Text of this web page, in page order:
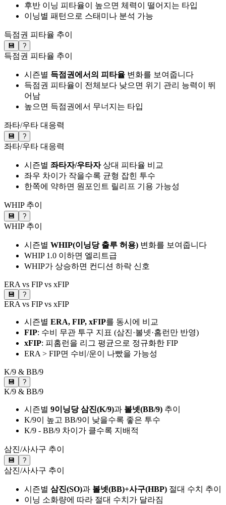
후반 이닝 피타율이 높으면 체력이 떨어지는 타입
이닝별 패턴으로 스태미나 분석 가능
득점권 피타율 추이
💾 ?
득점권 피타율 추이
시즌별 득점권에서의 피타율 변화를 보여줍니다
득점권 피타율이 전체보다 낮으면 위기 관리 능력이 뛰
어남
높으면 득점권에서 무너지는 타입
좌타/우타 대응력
💾 ?
좌타/우타 대응력
시즌별 좌타자/우타자상대 피타율 비교
좌우 차이가 작을수록 균형 잡힌 투수
한쪽에 약하면 원포인트 릴리프 기용 가능성
WHIP 추이
💾 ?
WHIP 추이
시즌별 WHIP(이닝당 출루 허용) 변화를 보여줍니다
WHIP 1.0 이하면 엘리트급
WHIP가 상승하면 컨디션 하락 신호
ERA vs FIP vs xFIP
💾 ?
ERA vs FIP vs xFIP
시즌별 ERA, FIP, xFIP를 동시에 비교
FIP: 수비 무관 투구 지표 (삼진·볼넷·홈런만 반영)
xFIP: 피홈런을 리그 평균으로 정규화한 FIP
ERA > FIP면 수비/운이 나빴을 가능성
K/9 & BB/9
💾 ?
K/9 & BB/9
시즌별 9이닝당 삼진(K/9)과 볼넷(BB/9) 추이
K/9이 높고 BB/9이 낮을수록 좋은 투수
K/9 - BB/9 차이가 클수록 지배적
삼진/사사구 추이
💾 ?
삼진/사사구 추이
시즌별 삼진(SO)과 볼넷(BB)+사구(HBP) 절대 수치 추이
이닝 소화량에 따라 절대 수치가 달라짐